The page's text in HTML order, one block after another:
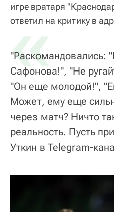
игре вратаря
ответил на критику в
«
"Раскомандовались:
Сафонова!", "Не
"Он еще молодой!",
Может, ему еще
через матч? Ничто
реальность. Пусть
Уткин в Telegram-